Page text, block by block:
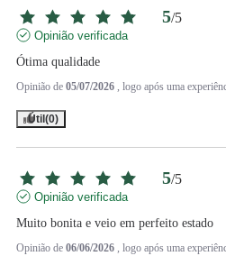
5/5
Opinião verificada
Ótima qualidade
Opinião de 05/07/2026 , logo após uma
Útil(0)
5/5
Opinião verificada
Muito bonita e veio em perfeito estado
Opinião de 06/06/2026 , logo após uma